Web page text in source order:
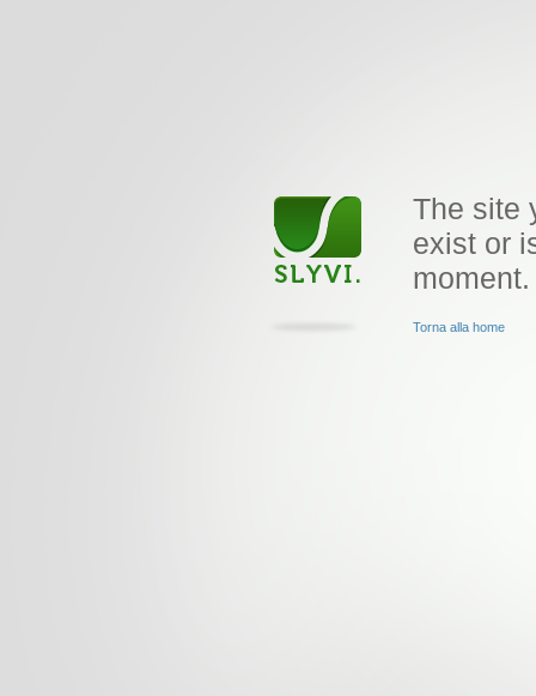
The site
exist or
moment.
Torna alla home